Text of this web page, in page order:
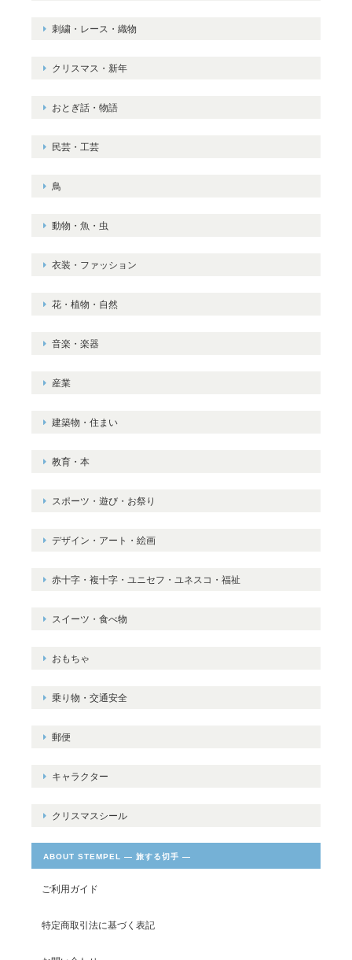
刺繍・レース・織物
クリスマス・新年
おとぎ話・物語
民芸・工芸
鳥
動物・魚・虫
衣装・ファッション
花・植物・自然
音楽・楽器
産業
建築物・住まい
教育・本
スポーツ・遊び・お祭り
デザイン・アート・絵画
赤十字・複十字・ユニセフ・ユネスコ・福祉
スイーツ・食べ物
おもちゃ
乗り物・交通安全
郵便
キャラクター
クリスマスシール
ABOUT STEMPEL ― 旅する切手 ―
ご利用ガイド
特定商取引法に基づく表記